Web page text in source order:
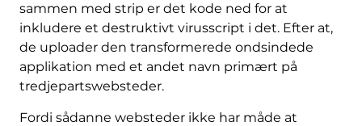
sammen med strip er det kode ned for at
inkludere et destruktivt virusscript i det. Efter at,
de uploader den transformerede ondsindede
applikation med et andet navn primært på
tredjepartswebsteder.
Fordi sådanne websteder ikke har måde at